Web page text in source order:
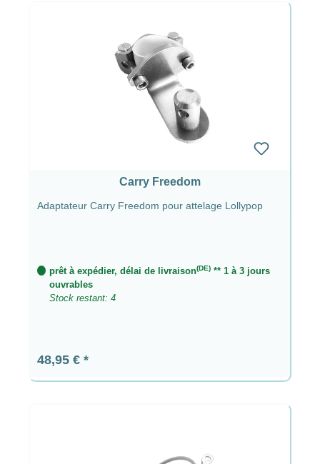
Carry Freedom
Adaptateur Carry Freedom pour attelage Lollypop
prêt à expédier, délai de livraison(DE) ** 1 à 3 jours
ouvrables
Stock restant: 4
Prix régulier :
48,95 €